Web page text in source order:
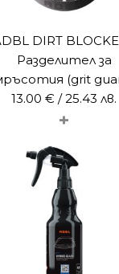
DIRT
Разделител за
(grit
13.00€ / 25.43 лв.
+